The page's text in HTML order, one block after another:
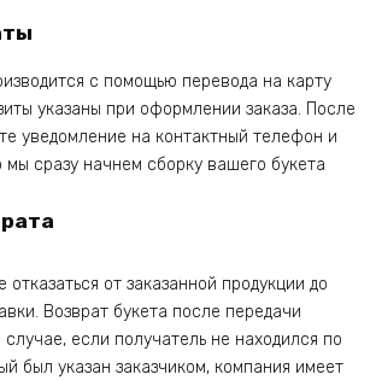
с помощью перевода на карту
указаны при оформлении заказа. После
уведомление на контактный телефон и
сразу начнем сборку вашего букета
отказаться от заказанной продукции до
Возврат букета после передачи
если получатель не находился по
был указан заказчиком, компания имеет